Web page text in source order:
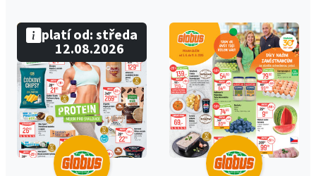
platí od: středa
12.08.2026